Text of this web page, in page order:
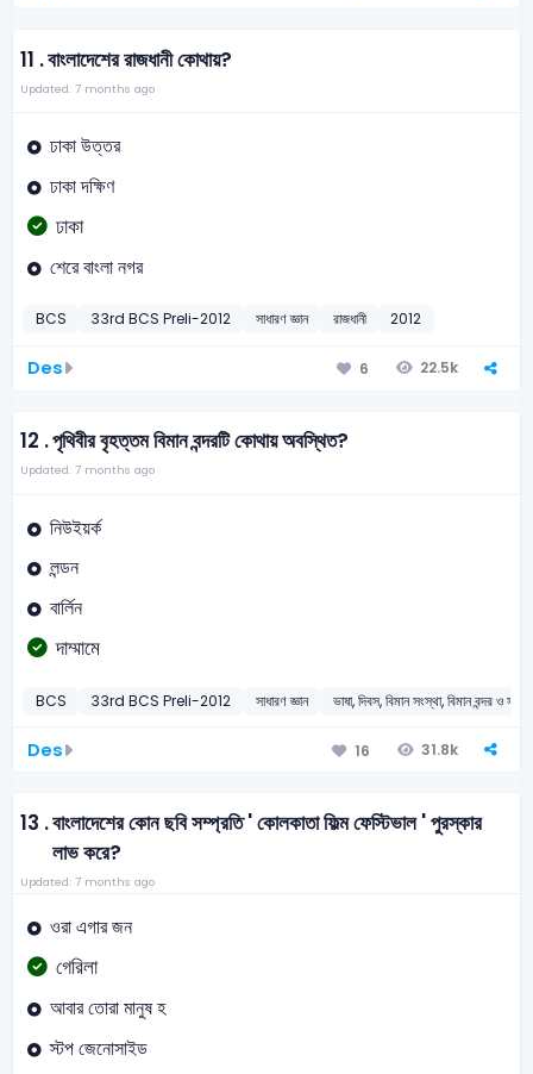
11 .বাংলাদেশের রাজধানী কোথায়?
Updated: 7 months ago
ঢাকা উত্তর
ঢাকা দক্ষিণ
ঢাকা
শেরে বাংলা নগর
BCS 33rd BCS Preli-2012 সাধারণ জ্ঞান রাজধানী 2012
Des 6 22.5k
12 .পৃথিবীর বৃহত্তম বিমান বন্দরটি কোথায় অবস্থিত?
Updated: 7 months ago
নিউইয়র্ক
লন্ডন
বার্লিন
দাম্মামে
BCS 33rd BCS Preli-2012 সাধারণ জ্ঞান ভাষা, দিবস, বিমান সংস্থা, বিমান বন্দর ও
Des 16 31.8k
13 .বাংলাদেশের কোন ছবি সম্প্রতি ' কোলকাতা ফিল্ম ফেস্টিভাল ' পুরস্কার
লাভ করে?
Updated: 7 months ago
ওরা এগার জন
গেরিলা
আবার তোরা মানুষ হ
স্টপ জেনোসাইড